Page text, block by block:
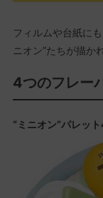
フィルムや台紙に
ニオン”たちが描か
4つのフレー
“ミニオン”パレッ